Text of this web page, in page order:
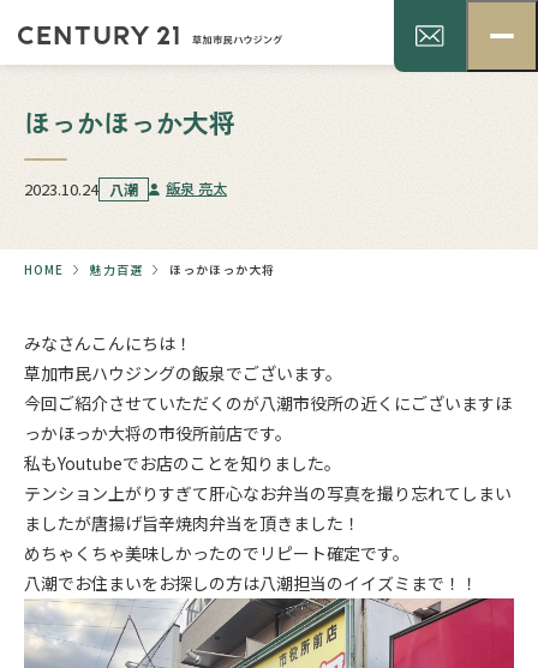
ほっかほっか大将
2023.10.24 八潮 飯泉 亮太
HOME 魅力百選 ほっかほっか大将
みなさんこんにちは！
草加市民ハウジングの飯泉でございます。
今回ご紹介させていただくのが八潮市役所の近くにございますほ
っかほっか大将の市役所前店です。
私もYoutubeでお店のことを知りました。
テンション上がりすぎて肝心なお弁当の写真を撮り忘れてしまい
ましたが唐揚げ旨辛焼肉弁当を頂きました！
めちゃくちゃ美味しかったのでリピート確定です。
八潮でお住まいをお探しの方は八潮担当のイイズミまで！！